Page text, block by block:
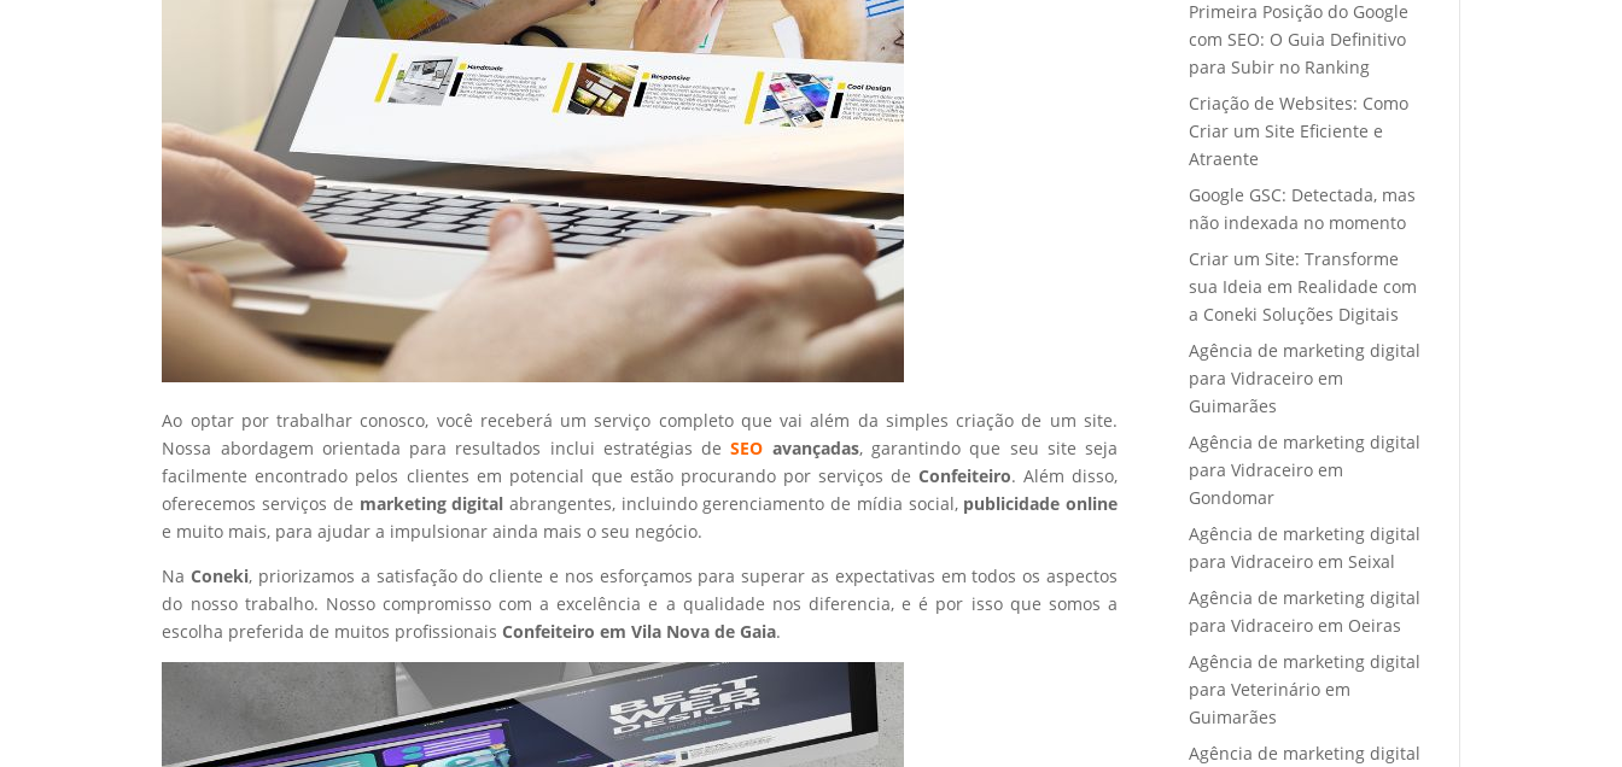
Ao optar por trabalhar conosco, você receberá um serviço completo que vai além da simples criação de um site.
Nossa abordagem orientada para resultados inclui estratégias deSEO avançadas, garantindo que seu site seja
facilmente encontrado pelos clientes em potencial que estão procurando por serviços de Confeiteiro. Além disso,
oferecemos serviços de marketing digital abrangentes, incluindo gerenciamento de mídia social, publicidade online
e muito mais, para ajudar a impulsionar ainda mais o seu negócio.
NaConeki, priorizamos a satisfação do cliente e nos esforçamos para superar as expectativas em todos os aspectos
do nosso trabalho. Nosso compromisso com a excelência e a qualidade nos diferencia, e é por isso que somos a
escolha preferida de muitos profissionaisConfeiteiro em Vila Nova de Gaia.
Primeira Posição do Google
com SEO: O Guia Definitivo
para Subir no Ranking
Criação de Websites: Como
Criar um Site Eficiente e
Atraente
Google GSC: Detectada, mas
não indexada no momento
Criar um Site: Transforme
sua Ideia em Realidade com
a Coneki Soluções Digitais
Agência de marketing digital
para Vidraceiro em
Guimarães
Agência de marketing digital
para Vidraceiro em
Gondomar
Agência de marketing digital
para Vidraceiro em Seixal
Agência de marketing digital
para Vidraceiro em Oeiras
Agência de marketing digital
para Veterinário em
Guimarães
Agência de marketing digital